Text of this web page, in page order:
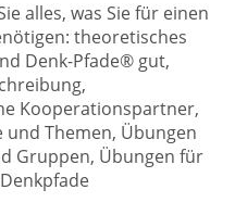
alles, was Sie für einen
theoretisches
Denk-Pfade® gut,
Kooperationspartner,
Themen, Übungen
Gruppen, Übungen für